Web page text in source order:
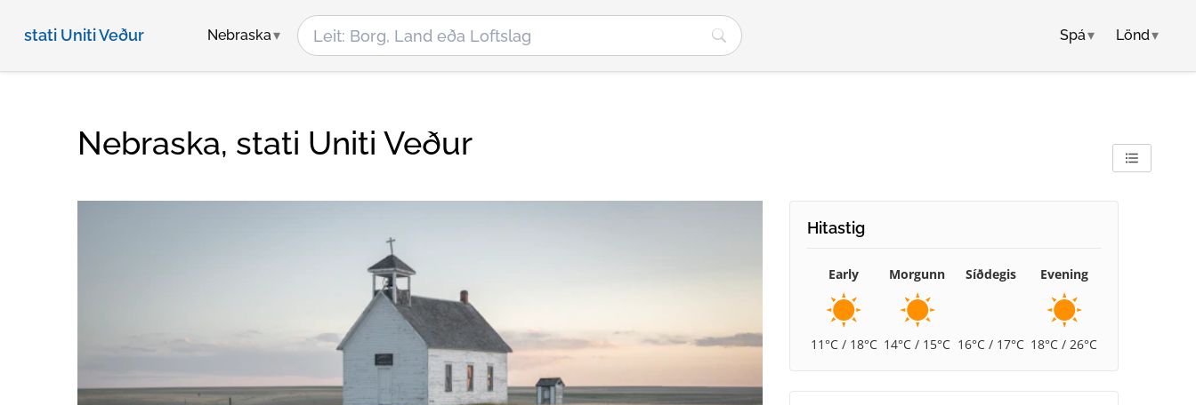
stati Uniti Veður Nebraska Spá▾ Lönd▾
Nebraska, stati Uniti Veður
Hitastig
Early
11°C / 18°C
Morgunn
14°C / 15°C
Síðdegis
16°C / 17°C
Evening
18°C / 26°C